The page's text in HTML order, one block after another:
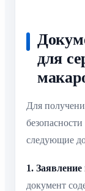
для
Для
следующие
1.
документ